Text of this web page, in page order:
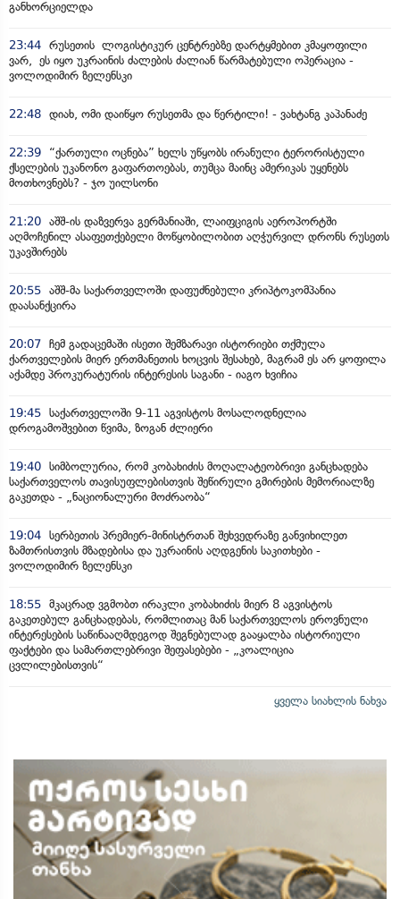
განხორციელდა
23:44 რუსეთის ლოგისტიკურ ცენტრებზე დარტყმებით კმაყოფილი
ვარ, ეს იყო უკრაინის ძალების ძალიან წარმატებული ოპერაცია -
ვოლოდიმირ ზელენსკი
22:48 დიახ, ომი დაიწყო რუსეთმა და წერტილი! - ვახტანგ კაპანაძე
22:39
“ქართული ოცნება” ხელს უწყობს ირანული ტერორისტული
ქსელების უკანონო გაფართოებას, თუმცა მაინც ამერიკას უყენებს
მოთხოვნებს? - ჯო უილსონი
21:20 აშშ-ის დაზვერვა გერმანიაში, ლაიფციგის აეროპორტში
აღმოჩენილ ასაფეთქებელი მოწყობილობით აღჭურვილ დრონს რუსეთს
უკავშირებს
20:55 აშშ-მა საქართველოში დაფუძნებული კრიპტოკომპანია
დაასანქცირა
20:07 ჩემ გადაცემაში ისეთი შემზარავი ისტორიები თქმულა
ქართველების მიერ ერთმანეთის ხოცვის შესახებ, მაგრამ ეს არ ყოფილა
აქამდე პროკურატურის ინტერესის საგანი - იაგო ხვიჩია
19:45 საქართველოში 9-11 აგვისტოს მოსალოდნელია
დროგამოშვებით წვიმა, ზოგან ძლიერი
19:40 სიმბოლურია, რომ კობახიძის მოღალატეობრივი განცხადება
საქართველოს თავისუფლებისთვის შეწირული გმირების მემორიალზე
გაკეთდა - „ნაციონალური მოძრაობა“
19:04 სერბეთის პრემიერ-მინისტრთან შეხვედრაზე განვიხილეთ
ზამთრისთვის მზადებისა და უკრაინის აღდგენის საკითხები -
ვოლოდიმირ ზელენსკი
18:55 მკაცრად ვგმობთ ირაკლი კობახიძის მიერ 8 აგვისტოს
გაკეთებულ განცხადებას, რომლითაც მან საქართველოს ეროვნული
ინტერესების საწინააღმდეგოდ შეგნებულად გააყალბა ისტორიული
ფაქტები და სამართლებრივი შეფასებები - „კოალიცია
ცვლილებისთვის“
ყველა სიახლის ნახვა